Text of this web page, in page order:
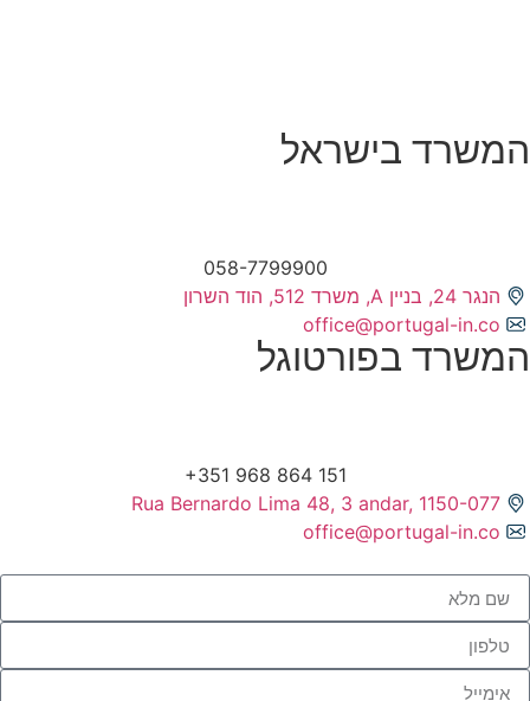
המשרד בישראל
058-7799900
הנגר 24, בניין A, משרד 512, הוד השרון
office@portugal-in.co
המשרד בפורטוגל
Rua Bernardo Lima 48, 3 andar, 1150-077
office@portugal-in.co